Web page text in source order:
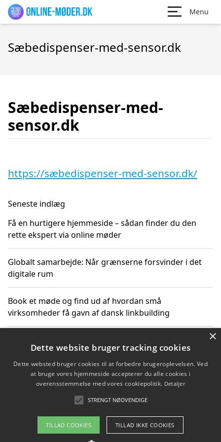
Menu
Sæbedispenser-med-sensor.dk
Sæbedispenser-med-
sensor.dk
https://sæbedispenser-med-sensor.dk/
Seneste indlæg
Få en hurtigere hjemmeside – sådan finder du den
rette ekspert via online møder
Globalt samarbejde: Når grænserne forsvinder i det
digitale rum
Book et møde og find ud af hvordan små
virksomheder få gavn af dansk linkbuilding
får du indgår et samarbejde
Hold et møde med en WordPress ekspert og vælg den
mest professionelle til at vedligeholde din løsning
Copyright 2026 - Pilanto Aps
×
Dette website bruger tracking cookies
Dette websted bruger cookies til at forbedre brugeroplevelsen. Ved
at bruge vores hjemmeside accepterer du alle cookies i
overensstemmelse med vores cookiepolitik. Detaljer
STRENGT NØDVENDIGE
TILLAD COOKIES TILLAD IKKE COOKIES